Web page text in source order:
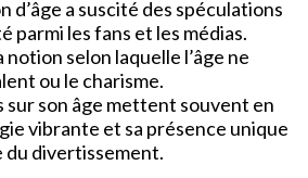
d’âge a suscité des spéculations
parmi les fans et les médias.
selon laquelle l’âge ne
ou le charisme.
sur son âge mettent souvent en
vibrante et sa présence unique
du divertissement.